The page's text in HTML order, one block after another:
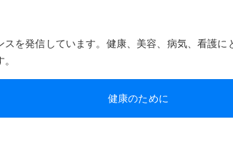
を発信しています。健康、美容、病気、看護
健康のために